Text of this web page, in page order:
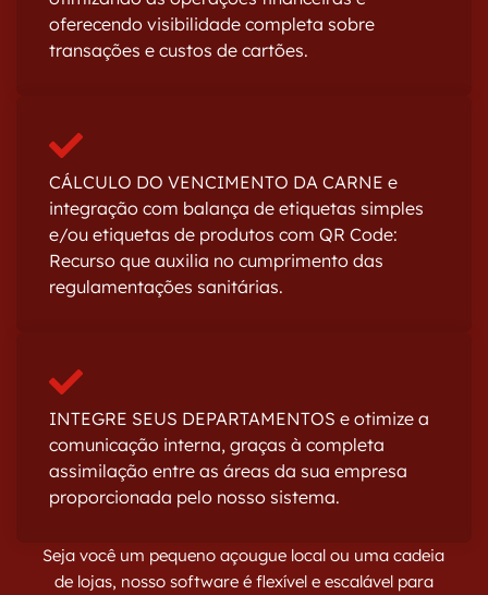
oferecendo visibilidade completa sobre
transações e custos de cartões.
CÁLCULO DO VENCIMENTO DA CARNE e
integração com balança de etiquetas simples
e/ou etiquetas de produtos com QR Code:
Recurso que auxilia no cumprimento das
regulamentações sanitárias.
INTEGRE SEUS DEPARTAMENTOS e otimize a
comunicação interna, graças à completa
assimilação entre as áreas da sua empresa
proporcionada pelo nosso sistema.
Seja você um pequeno açougue local ou uma cadeia
de lojas, nosso software é flexível e escalável para